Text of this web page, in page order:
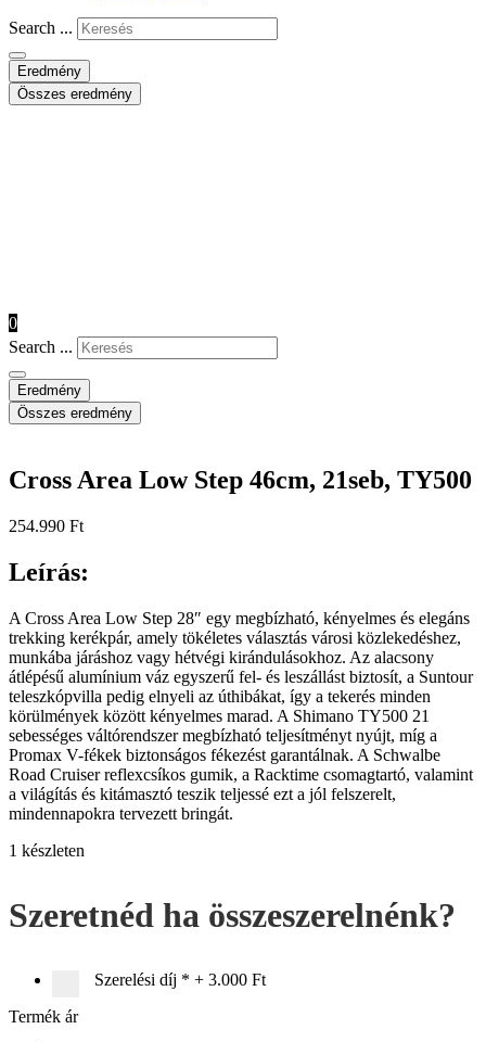
Search ...
Eredmény
Összes eredmény
0
Search ...
Eredmény
Összes eredmény
Cross Area Low Step 46cm, 21seb, TY500
254.990 Ft
Leírás:
A Cross Area Low Step 28″ egy megbízható, kényelmes és elegáns
trekking kerékpár, amely tökéletes választás városi közlekedéshez,
munkába járáshoz vagy hétvégi kirándulásokhoz. Az alacsony
átlépésű alumínium váz egyszerű fel- és leszállást biztosít, a Suntour
teleszkópvilla pedig elnyeli az úthibákat, így a tekerés minden
körülmények között kényelmes marad. A Shimano TY500 21
sebességes váltórendszer megbízható teljesítményt nyújt, míg a
Promax V-fékek biztonságos fékezést garantálnak. A Schwalbe
Road Cruiser reflexcsíkos gumik, a Racktime csomagtartó, valamint
a világítás és kitámasztó teszik teljessé ezt a jól felszerelt,
mindennapokra tervezett bringát.
1 készleten
Szeretnéd ha összeszerelnénk?
Szerelési díj * + 3.000 Ft
Termék ár